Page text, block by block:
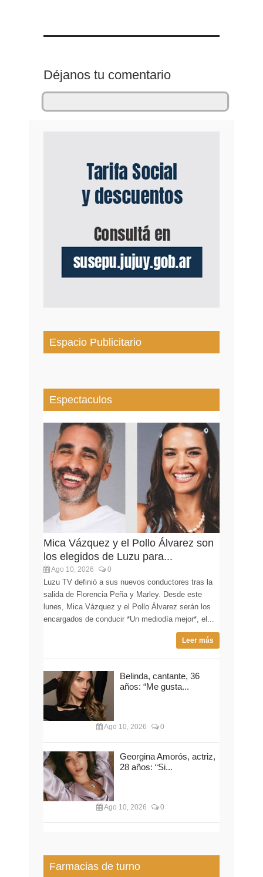
Déjanos tu comentario
Espacio Publicitario
Espectaculos
Mica Vázquez y el Pollo Álvarez son
los elegidos de Luzu para...
Ago 10, 2026 0
Luzu TV definió a sus nuevos conductores tras la
salida de Florencia Peña y Marley. Desde este
lunes, Mica Vázquez y el Pollo Álvarez serán los
encargados de conducir *Un mediodía mejor*, el...
Leer más
Belinda, cantante, 36
años: “Me gusta...
Ago 10, 2026 0
Georgina Amorós, actriz,
28 años: “Si...
Ago 10, 2026 0
Farmacias de turno